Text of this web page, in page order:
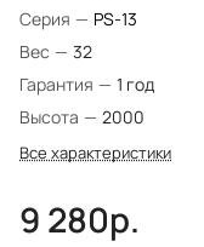
Серия — PS-13
Вес — 32
Гарантия — 1 год
Высота — 2000
Все характеристики
9 280р.